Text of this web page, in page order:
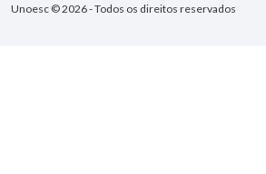
Unoesc © 2026 - Todos os direitos reservados